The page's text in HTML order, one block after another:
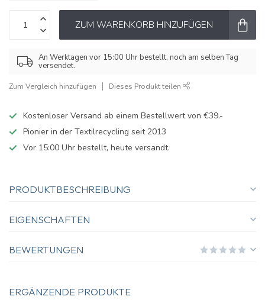
ZUM WARENKORB HINZUFÜGEN
An Werktagen vor 15:00 Uhr bestellt, noch am selben Tag
versendet.
Zum Vergleich hinzufügen Dieses Produkt teilen
Kostenloser Versand ab einem Bestellwert von €39.-
Pionier in der Textilrecycling seit 2013
Vor 15:00 Uhr bestellt, heute versandt.
PRODUKTBESCHREIBUNG
EIGENSCHAFTEN
BEWERTUNGEN
ERGÄNZENDE PRODUKTE